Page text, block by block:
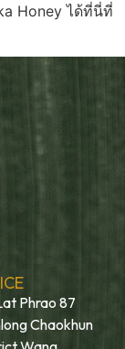
Honey ได้ที่นี่ที่
Phrao 87
Chaokhun